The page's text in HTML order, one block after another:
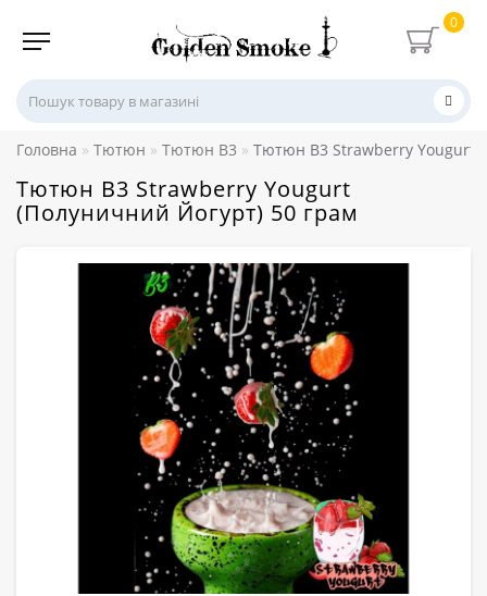
0
Головна Тютюн Тютюн B3 Тютюн B3 Strawberry Yougurt
Тютюн B3 Strawberry Yougurt
(Полуничний Йогурт) 50 грам